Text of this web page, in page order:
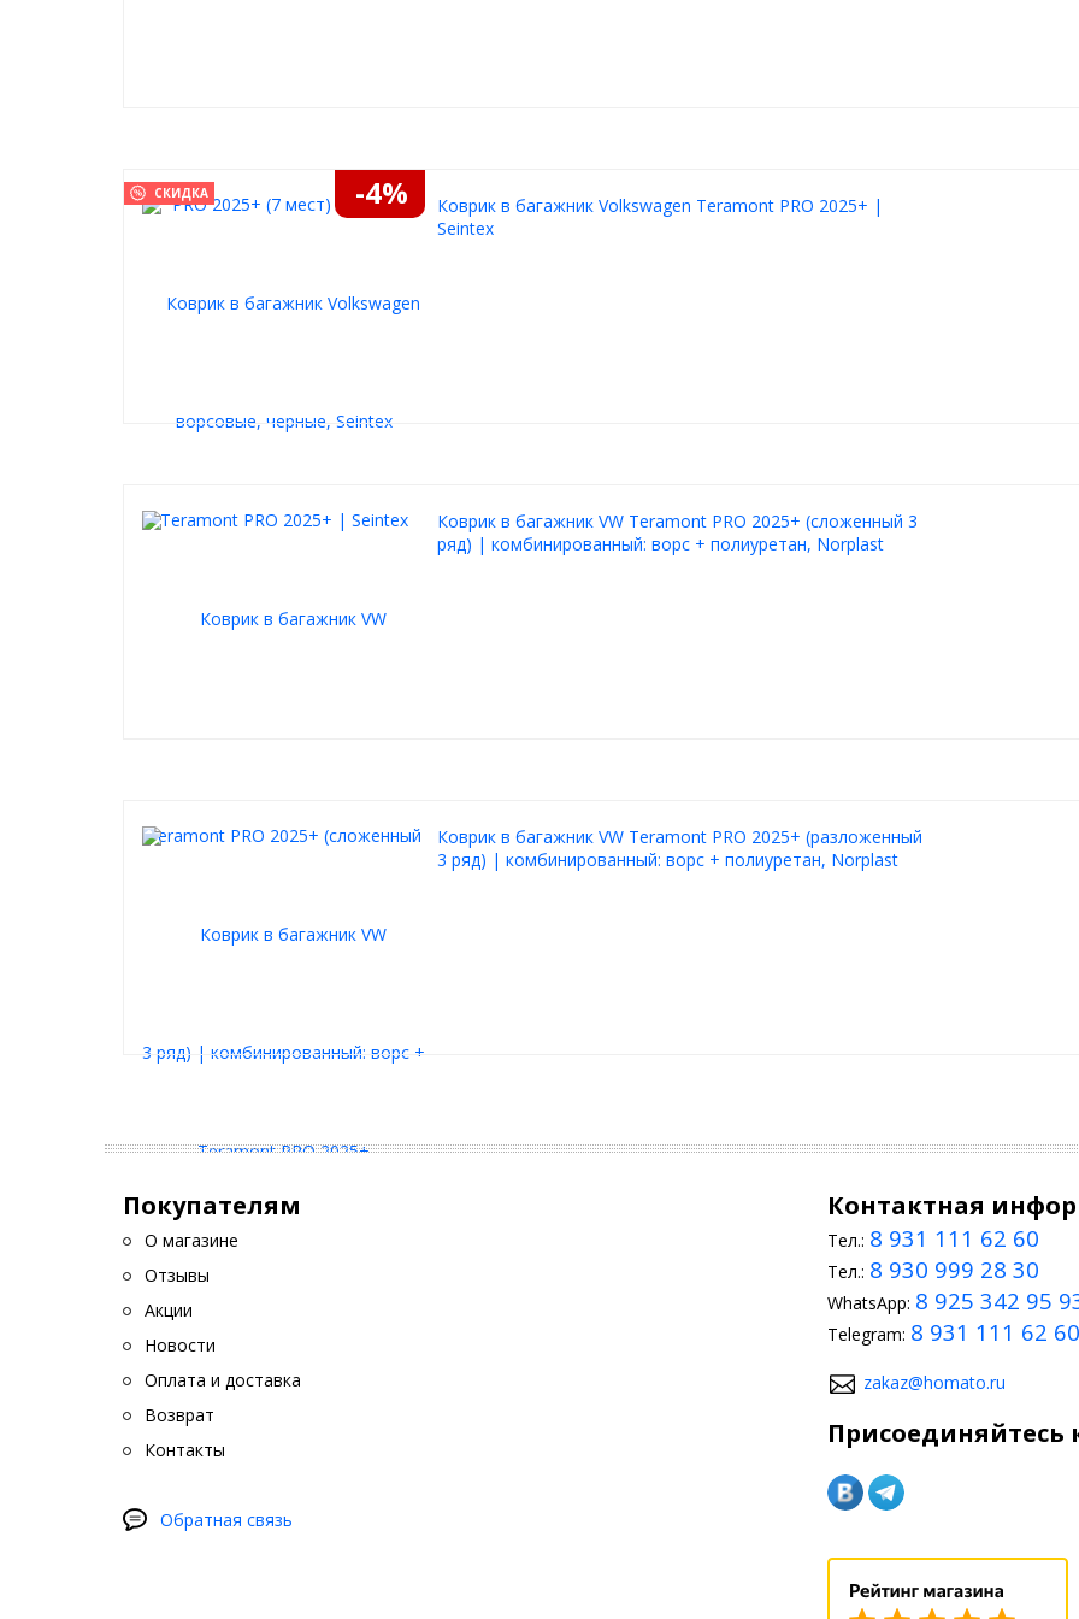
СКИДКА -4%
Коврик в багажник Volkswagen Teramont PRO 2025+ |
Seintex
Коврик в багажник VW Teramont PRO 2025+ (сложенный 3
ряд) | комбинированный: ворс + полиуретан, Norplast
Коврик в багажник VW Teramont PRO 2025+ (разложенный
3 ряд) | комбинированный: ворс + полиуретан, Norplast
Покупателям
О магазине
Отзывы
Акции
Новости
Оплата и доставка
Возврат
Контакты
Обратная связь
Контактная
Тел.: 8 931 111 62 60
Тел.: 8 930 999 28 30
WhatsApp: 8 925 342 95
Telegram: 8 931 111 62 60
zakaz@homato.ru
Присоединяйтесь